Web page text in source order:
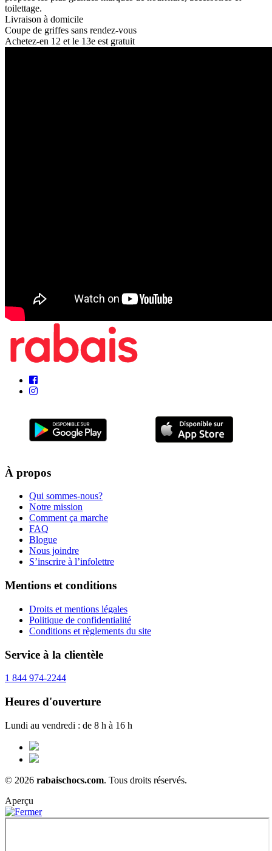
toilettage.
Livraison à domicile
Coupe de griffes sans rendez-vous
Achetez-en 12 et le 13e est gratuit
À propos
Qui sommes-nous?
Notre mission
Comment ça marche
FAQ
Blogue
Nous joindre
S’inscrire à l’infolettre
Mentions et conditions
Droits et mentions légales
Politique de confidentialité
Conditions et règlements du site
Service à la clientèle
1 844 974-2244
Heures d'ouverture
Lundi au vendredi : de 8 h à 16 h
© 2026 rabaischocs.com. Tous droits réservés.
Aperçu